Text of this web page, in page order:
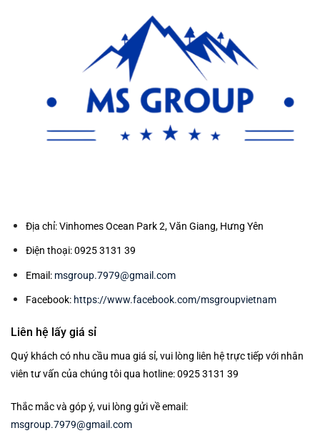
Địa chỉ: Vinhomes Ocean Park 2, Văn Giang, Hưng Yên
Điện thoại: 0925 3131 39
Email: msgroup.7979@gmail.com
Facebook: https://www.facebook.com/msgroupvietnam
Liên hệ lấy giá sỉ
Quý khách có nhu cầu mua giá sỉ, vui lòng liên hệ trực tiếp với nhân
viên tư vấn của chúng tôi qua hotline: 0925 3131 39
Thắc mắc và góp ý, vui lòng gửi về email:
msgroup.7979@gmail.com